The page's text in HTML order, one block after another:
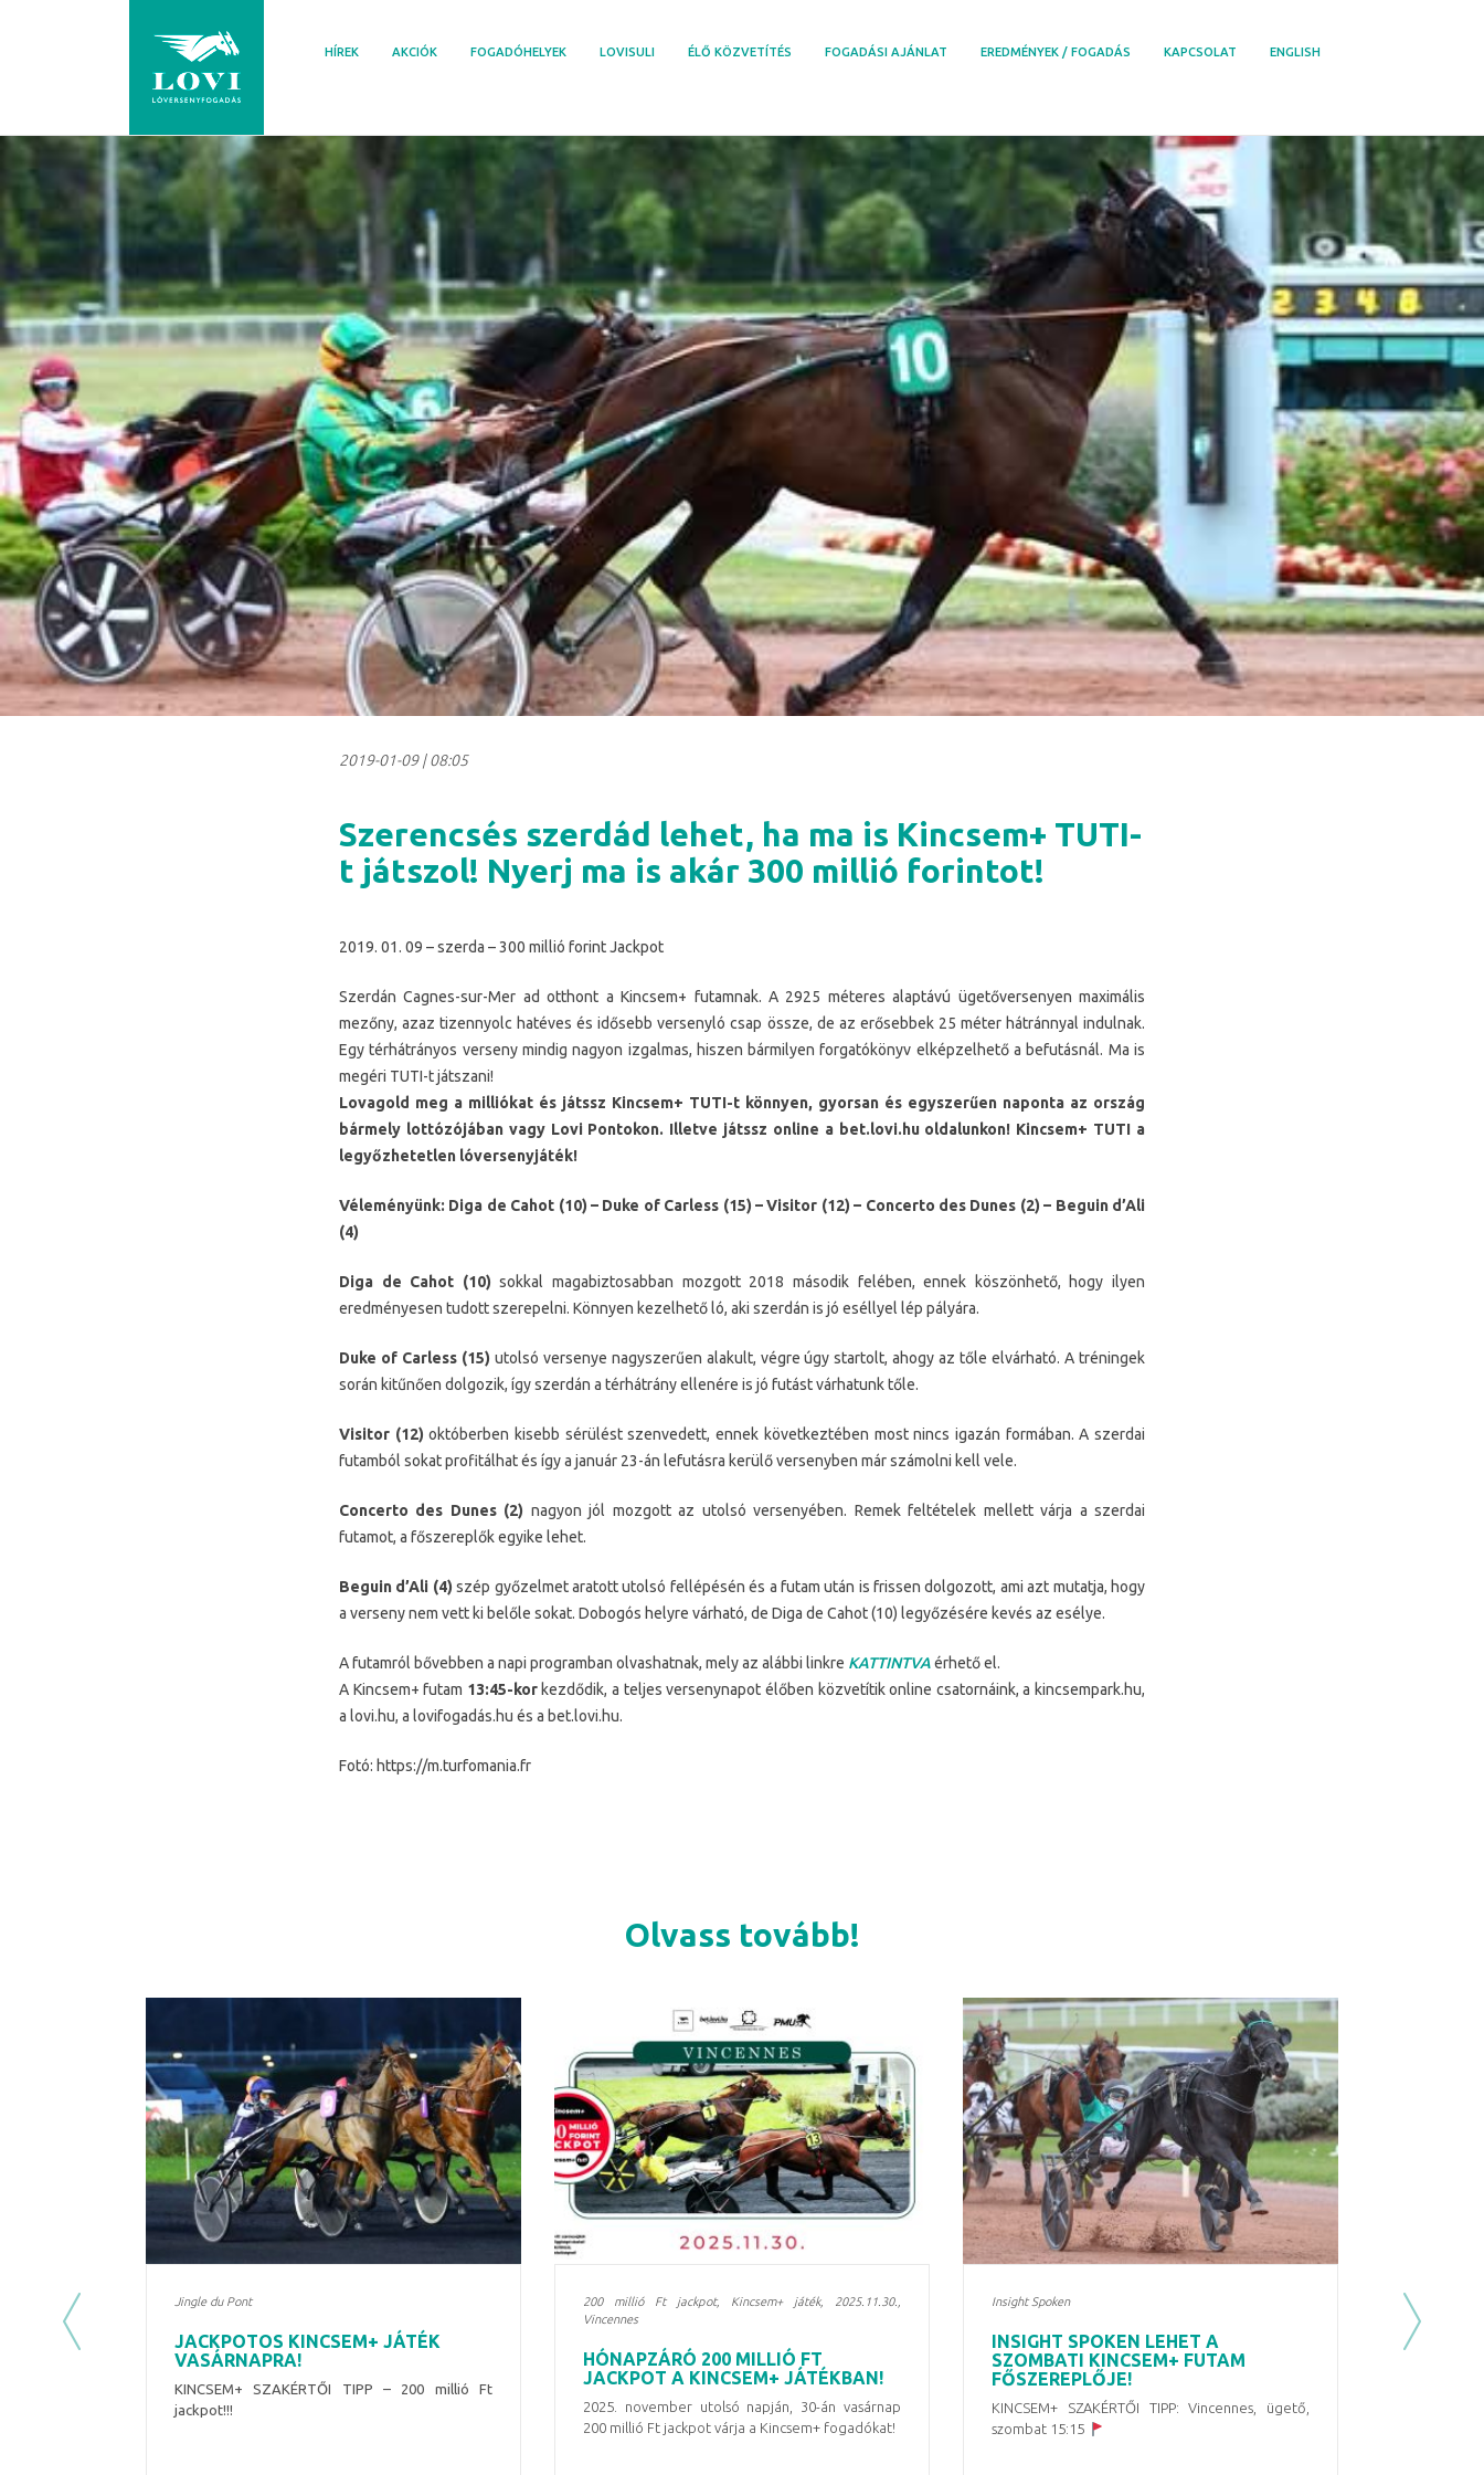
HÍREK AKCIÓK FOGADÓHELYEK LOVISULI ÉLŐ KÖZVETÍTÉS FOGADÁSI AJÁNLAT EREDMÉNYEK / FOGADÁS KAPCSOLAT ENGLISH
2019-01-09|08:05
Szerencsés szerdád lehet, ha ma is Kincsem+ TUTI-
t játszol! Nyerj ma is akár 300 millió forintot!
2019. 01. 09 – szerda – 300 millió forint Jackpot
Szerdán Cagnes-sur-Mer ad otthont a Kincsem+ futamnak. A 2925 méteres alaptávú ügetőversenyen maximális
mezőny, azaz tizennyolc hatéves és idősebb versenyló csap össze, de az erősebbek 25 méter hátránnyal indulnak.
Egy térhátrányos verseny mindig nagyon izgalmas, hiszen bármilyen forgatókönyv elképzelhető a befutásnál. Ma is
megéri TUTI-t játszani!
Lovagold meg a milliókat és játssz Kincsem+ TUTI-t könnyen, gyorsan és egyszerűen naponta az ország
bármely lottózójában vagy Lovi Pontokon. Illetve játssz online a bet.lovi.hu oldalunkon! Kincsem+ TUTI a
legyőzhetetlen lóversenyjáték!
Véleményünk: Diga de Cahot (10) – Duke of Carless (15) – Visitor (12) – Concerto des Dunes (2) – Beguin d’Ali
(4)
Diga de Cahot (10) sokkal magabiztosabban mozgott 2018 második felében, ennek köszönhető, hogy ilyen
eredményesen tudott szerepelni. Könnyen kezelhető ló, aki szerdán is jó eséllyel lép pályára.
Duke of Carless (15) utolsó versenye nagyszerűen alakult, végre úgy startolt, ahogy az tőle elvárható. A tréningek
során kitűnően dolgozik, így szerdán a térhátrány ellenére is jó futást várhatunk tőle.
Visitor (12) októberben kisebb sérülést szenvedett, ennek következtében most nincs igazán formában. A szerdai
futamból sokat profitálhat és így a január 23-án lefutásra kerülő versenyben már számolni kell vele.
Concerto des Dunes (2) nagyon jól mozgott az utolsó versenyében. Remek feltételek mellett várja a szerdai
futamot, a főszereplők egyike lehet.
Beguin d’Ali (4) szép győzelmet aratott utolsó fellépésén és a futam után is frissen dolgozott, ami azt mutatja, hogy
a verseny nem vett ki belőle sokat. Dobogós helyre várható, de Diga de Cahot (10) legyőzésére kevés az esélye.
A futamról bővebben a napi programban olvashatnak, mely az alábbi linkre KATTINTVAérhető el.
A Kincsem+ futam 13:45-kor kezdődik, a teljes versenynapot élőben közvetítik online csatornáink, a kincsempark.hu,
a lovi.hu, a lovifogadás.hu és a bet.lovi.hu.
Fotó: https://m.turfomania.fr
Olvass tovább!
Jingle du Pont
JACKPOTOS KINCSEM+ JÁTÉK
VASÁRNAPRA!
KINCSEM+ SZAKÉRTŐI TIPP – 200 millió Ft
jackpot!!!
200 millió Ft jackpot, Kincsem+ játék, 2025.11.30.,
Vincennes
HÓNAPZÁRÓ 200 MILLIÓ FT
JACKPOT A KINCSEM+ JÁTÉKBAN!
2025. november utolsó napján, 30-án vasárnap
200 millió Ft jackpot várja a Kincsem+ fogadókat!
Insight Spoken
INSIGHT SPOKEN LEHET A
SZOMBATI KINCSEM+ FUTAM
FŐSZEREPLŐJE!
KINCSEM+ SZAKÉRTŐI TIPP: Vincennes, ügető,
szombat 15:15
Previous Next